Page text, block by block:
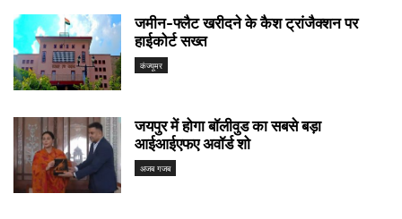
जमीन-फ्लैट खरीदने के कैश ट्रांजैक्शन पर
हाईकोर्ट सख्त
कंज्यूमर
जयपुर में होगा बॉलीवुड का सबसे बड़ा
आईआईएफए अवॉर्ड शो
अजब गजब